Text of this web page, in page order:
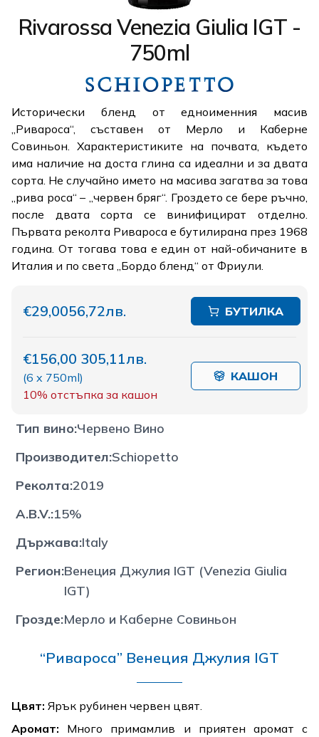
Rivarossa Venezia Giulia IGT -
750ml
Исторически бленд от едноименния масив
„Ривароса“, съставен от Мерло и Каберне
Совиньон. Характеристиките на почвата, където
има наличие на доста глина са идеални и за двата
сорта. Не случайно името на масива загатва за това
„рива роса“ – „червен бряг“. Гроздето се бере ръчно,
после двата сорта се винифицират отделно.
Първата реколта Ривароса е бутилирана през 1968
година. От тогава това е един от най-обичаните в
Италия и по света „Бордо бленд“ от Фриули.
€29,0056,72лв. БУТИЛКА
€156,00 305,11лв.
(6 x 750ml)
10% отстъпка за кашон
КАШОН
Тип вино:Червено Вино
Производител:Schiopetto
Реколта:2019
A.B.V.:15%
Държава:Italy
Регион:Венеция Джулия IGT (Venezia Giulia
IGT)
Грозде:Мерло и Каберне Совиньон
“Ривароса” Венеция Джулия IGT
Цвят: Ярък рубинен червен цвят.
Аромат: Много примамлив и приятен аромат с